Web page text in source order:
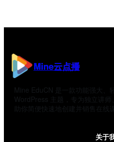
Mine云点播
Mine EduCN 是一款功能强大、
WordPress 主题，专为独立讲师
助你简便快速地创建并销售在线
关于